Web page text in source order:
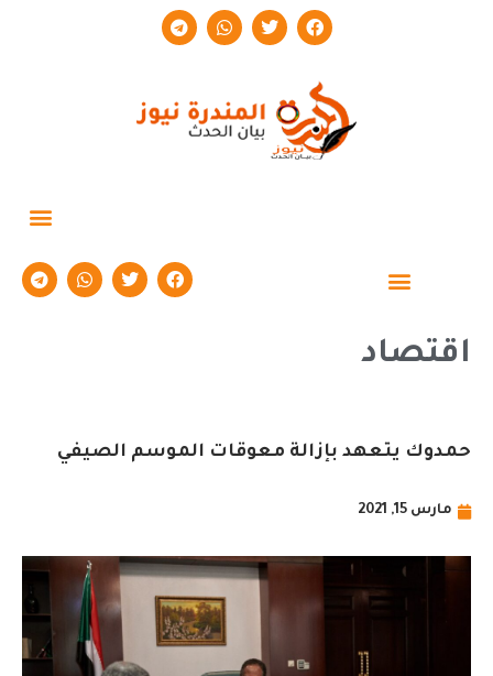
اقتصاد
حمدوك يتعهد بإزالة معوقات الموسم الصيفي
مارس 15, 2021